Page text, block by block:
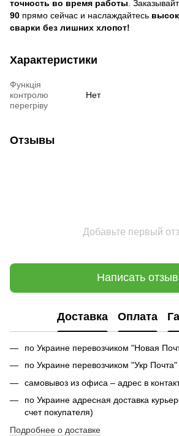
точность во время работы .
90 прямо сейчас и наслаждайтесь
сварки без лишних хлопот!
Характеристики
Функція
контролю
перегріву
Нет
Отзывы
Добавьте первый
Написать отзыв
Доставка Оплата
по Украине перевозчиком "Новая
по Украине перевозчиком "Укр Почта"
самовывоз из офиса – адрес в
по Украине адресная доставка
счет покупателя)
Подробнее о доставке